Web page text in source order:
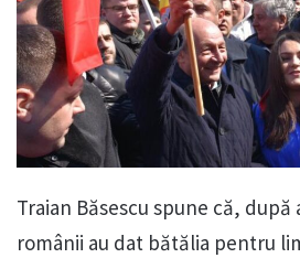
Traian Băsescu spune că, după
românii au dat bătălia pentru